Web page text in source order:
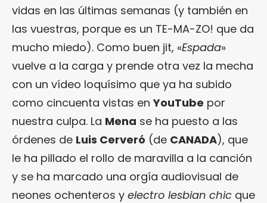
vidas en las últimas semanas (y también en
las vuestras, porque es un TE-MA-ZO! que da
mucho miedo). Como buen jit, «Espada»
vuelve a la carga y prende otra vez la mecha
con un vídeo loquísimo que ya ha subido
como cincuenta vistas enYouTube por
nuestra culpa. La Mena se ha puesto a las
órdenes de Luis Cerveró (de CANADA), que
le ha pillado el rollo de maravilla a la canción
y se ha marcado una orgía audiovisual de
neones ochenteros y electro lesbian chic que